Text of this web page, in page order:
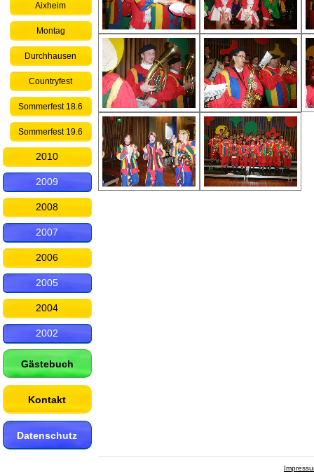
Aixheim
Montag
Durchhausen
Countryfest
Sommerfest 18.6
Sommerfest 19.6
2010
2009
2008
2007
2006
2005
2004
2002
Gästebuch
Kontakt
Datenschutz